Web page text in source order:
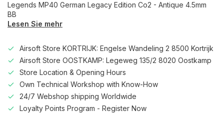
Legends MP40 German Legacy Edition Co2 - Antique 4.5mm
BB
Lesen Sie mehr
Airsoft Store KORTRIJK: Engelse Wandeling 2 8500 Kortrijk
Airsoft Store OOSTKAMP: Legeweg 135/2 8020 Oostkamp
Store Location & Opening Hours
Own Technical Workshop with Know-How
24/7 Webshop shipping Worldwide
Loyalty Points Program - Register Now